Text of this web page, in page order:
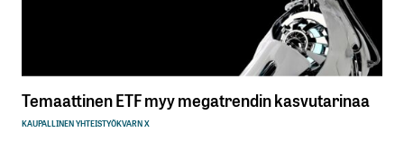
Temaattinen ETF myy megatrendin kasvutarinaa
KAUPALLINEN YHTEISTYÖKVARN X